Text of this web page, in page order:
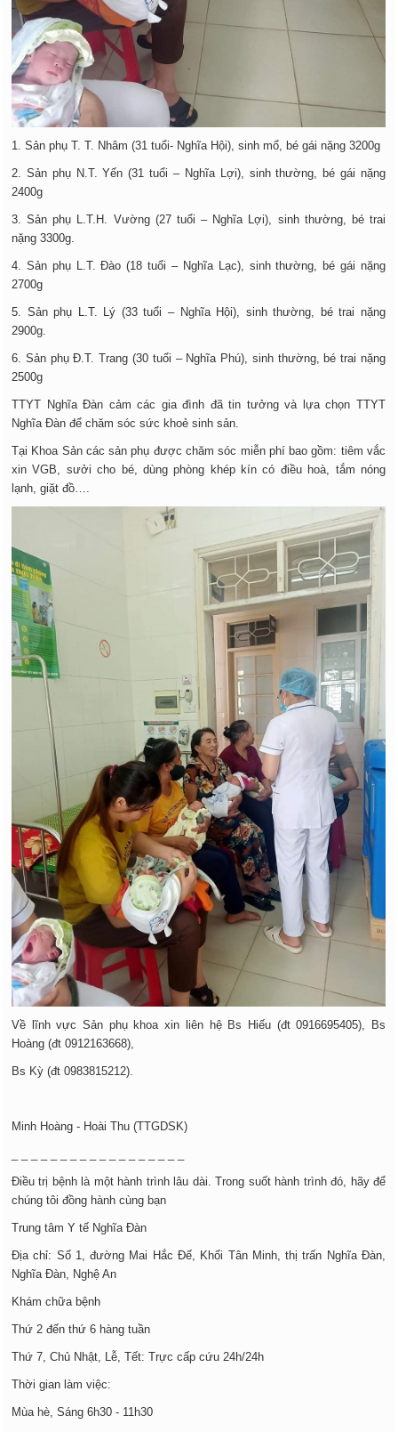
1. Sản phụ T. T. Nhâm (31 tuổi- Nghĩa Hội), sinh mổ, bé gái nặng 3200g
2. Sản phụ N.T. Yến (31 tuổi – Nghĩa Lợi), sinh thường, bé gái nặng
2400g
3. Sản phụ L.T.H. Vường (27 tuổi – Nghĩa Lợi), sinh thường, bé trai
nặng 3300g.
4. Sản phụ L.T. Đào (18 tuổi – Nghĩa Lạc), sinh thường, bé gái nặng
2700g
5. Sản phụ L.T. Lý (33 tuổi – Nghĩa Hội), sinh thường, bé trai nặng
2900g.
6. Sản phụ Đ.T. Trang (30 tuổi – Nghĩa Phú), sinh thường, bé trai nặng
2500g
TTYT Nghĩa Đàn cảm các gia đình đã tin tưởng và lựa chọn TTYT
Nghĩa Đàn để chăm sóc sức khoẻ sinh sản.
Tại Khoa Sản các sản phụ được chăm sóc miễn phí bao gồm: tiêm vắc
xin VGB, sưởi cho bé, dùng phòng khép kín có điều hoà, tắm nóng
lạnh, giặt đồ….
Về lĩnh vực Sản phụ khoa xin liên hệ Bs Hiếu (đt 0916695405), Bs
Hoàng (đt 0912163668),
Bs Kỳ (đt 0983815212).
Minh Hoàng - Hoài Thu (TTGDSK)
Điều trị bệnh là một hành trình lâu dài. Trong suốt hành trình đó, hãy để
chúng tôi đồng hành cùng bạn
Trung tâm Y tế Nghĩa Đàn
Địa chỉ: Số 1, đường Mai Hắc Đế, Khối Tân Minh, thị trấn Nghĩa Đàn,
Nghĩa Đàn, Nghệ An
Khám chữa bệnh
Thứ 2 đến thứ 6 hàng tuần
Thứ 7, Chủ Nhật, Lễ, Tết: Trực cấp cứu 24h/24h
Thời gian làm việc:
Mùa hè, Sáng 6h30 - 11h30